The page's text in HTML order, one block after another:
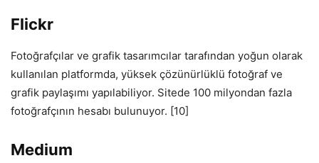
Flickr
Fotoğrafçılar ve grafik tasarımcılar tarafından yoğun olarak
kullanılan platformda, yüksek çözünürlüklü fotoğraf ve
grafik paylaşımı yapılabiliyor. Sitede 100 milyondan fazla
fotoğrafçının hesabı bulunuyor. [10]
Medium